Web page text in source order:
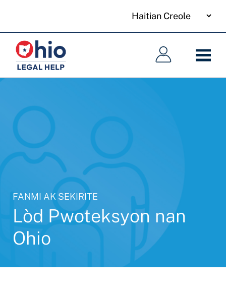
main
content
Meni
prensipal
Meni
prensipal
FANMI AK SEKIRITE
Lòd Pwoteksyon nan
Ohio